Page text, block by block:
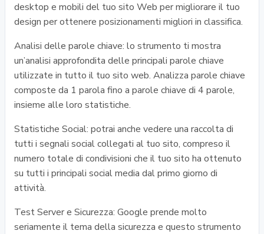
desktop e mobili del tuo sito Web per migliorare il tuo
design per ottenere posizionamenti migliori in classifica.
Analisi delle parole chiave: lo strumento ti mostra
un’analisi approfondita delle principali parole chiave
utilizzate in tutto il tuo sito web. Analizza parole chiave
composte da 1 parola fino a parole chiave di 4 parole,
insieme alle loro statistiche.
Statistiche Social: potrai anche vedere una raccolta di
tutti i segnali social collegati al tuo sito, compreso il
numero totale di condivisioni che il tuo sito ha ottenuto
su tutti i principali social media dal primo giorno di
attività.
Test Server e Sicurezza: Google prende molto
seriamente il tema della sicurezza e questo strumento